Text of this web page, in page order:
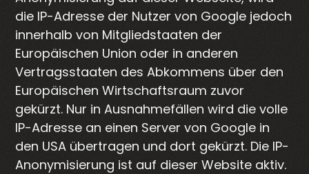
die IP-Adresse der Nutzer von Google jedoch
innerhalb von Mitgliedstaaten der
Europäischen Union oder in anderen
Vertragsstaaten des Abkommens über den
Europäischen Wirtschaftsraum zuvor
gekürzt. Nur in Ausnahmefällen wird die volle
IP-Adresse an einen Server von Google in
den USA übertragen und dort gekürzt. Die IP-
Anonymisierung ist auf dieser Website aktiv.